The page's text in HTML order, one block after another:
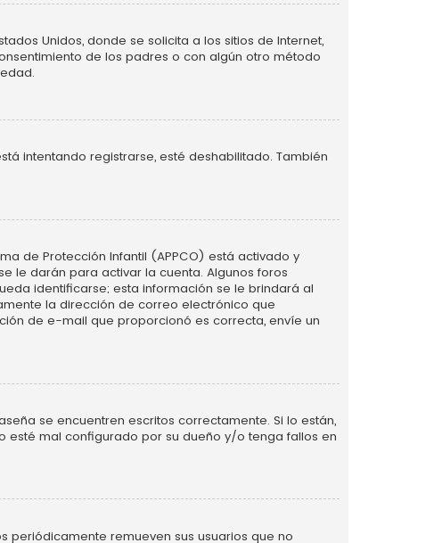
Unidos, donde se solicita a los sitios de Internet,
de los padres o con algún otro método
intentando registrarse, esté deshabilitado. También
de Protección Infantil (APPCO) está activado y
le darán para activar la cuenta. Algunos foros
identificarse; esta información se le brindará al
la dirección de correo electrónico que
de e-mail que proporcionó es correcta, envíe un
se encuentren escritos correctamente. Si lo están,
esté mal configurado por su dueño y/o tenga fallos en
periódicamente remueven sus usuarios que no